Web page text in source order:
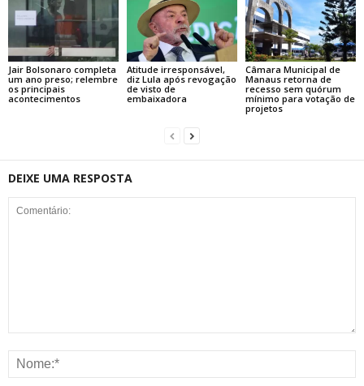
Jair Bolsonaro completa
um ano preso; relembre
os principais
acontecimentos
Atitude irresponsável,
diz Lula após revogação
de visto de
embaixadora
Câmara Municipal de
Manaus retorna de
recesso sem quórum
mínimo para votação de
projetos
DEIXE UMA RESPOSTA